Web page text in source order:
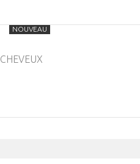
CHEVEUX
NOUVEAU